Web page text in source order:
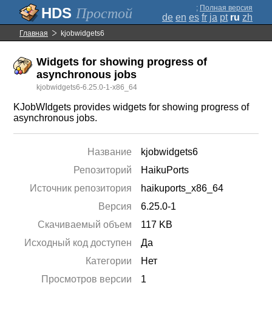
Простой ; Полная версия
de en es fr ja pt ru zh
Главная kjobwidgets6
Widgets for showing progress of
asynchronous jobs
kjobwidgets6-6.25.0-1-x86_64
KJobWIdgets provides widgets for showing progress of
asynchronous jobs.
Название
kjobwidgets6
Репозиторий
HaikuPorts
Источник репозитория
haikuports_x86_64
Версия
6.25.0-1
Скачиваемый объем
117 KB
Исходный код доступен
Да
Категории
Нет
Просмотров версии
1